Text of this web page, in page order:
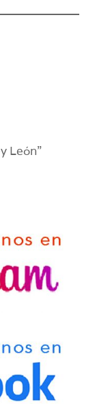
León”